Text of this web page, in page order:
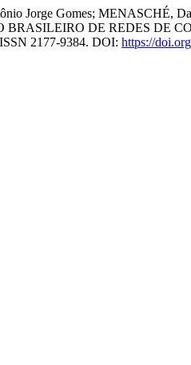
Jorge Gomes; MENASCHÉ,
BRASILEIRO DE REDES DE
2177-9384. DOI: https://